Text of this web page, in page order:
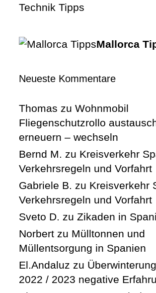
Technik Tipps
Mallorca
Neueste Kommentare
Thomas zu Wohnmobil
Fliegenschutzrollo
erneuern – wechseln
Bernd M.
zu Kreisverkehr
Verkehrsregeln und Vorfahrt
Gabriele B.
zu Kreisverkehr
Verkehrsregeln und Vorfahrt
Sveto D. zu Zikaden in
Norbert zu Mülltonnen und
Müllentsorgung in Spanien
El.Andaluz zu
2022 / 2023 negative